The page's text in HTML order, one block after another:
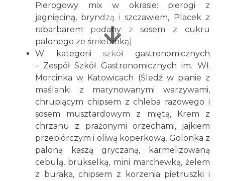
Pierogowy mix w okrasie: pierogi z
jagnięciną, bryndzą i szczawiem, Placek z
rabarbarem podany z sosem z cukru
palonego ze śmietanką)
W kategorii szkół gastronomicznych
- Zespół Szkół Gastronomicznych im. Wł.
Morcinka w Katowicach (Śledź w pianie z
maślanki z marynowanymi warzywami,
chrupiącym chipsem z chleba razowego i
sosem musztardowym z miętą, Krem z
chrzanu z prażonymi orzechami, jajkiem
przepiórczym i oliwą koperkową, Golonka z
paloną kaszą gryczaną, karmelizowaną
cebulą, brukselką, mini marchewką, żelem
z buraka, chipsem z korzenia pietruszki i